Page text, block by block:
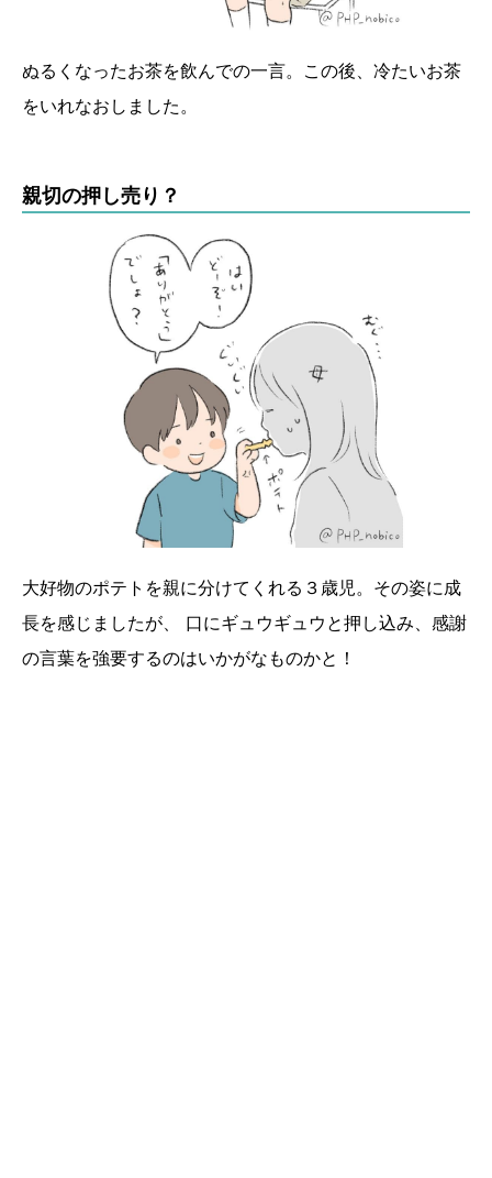
ぬるくなったお茶を飲んでの一言。この後、冷たいお茶
をいれなおしました。
親切の押し売り？
大好物のポテトを親に分けてくれる３歳児。その姿に成
長を感じましたが、 口にギュウギュウと押し込み、感謝
の言葉を強要するのはいかがなものかと！